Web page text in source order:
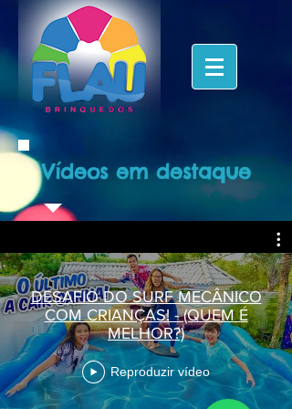
Vídeos em destaque
DESAFIO DO SURF MECÂNICO
COM CRIANÇAS! - (QUEM É
MELHOR?)
Reproduzir vídeo